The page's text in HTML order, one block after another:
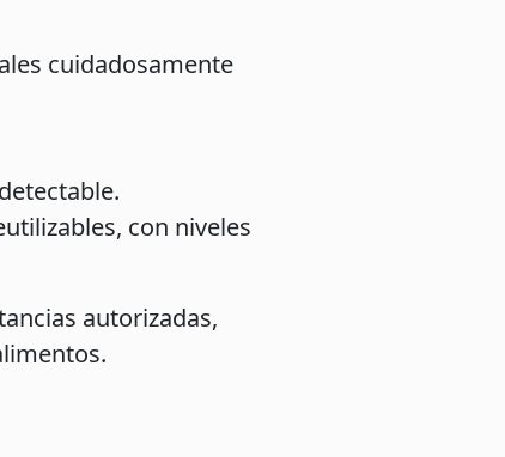
cuidadosamente
con niveles
autorizadas,